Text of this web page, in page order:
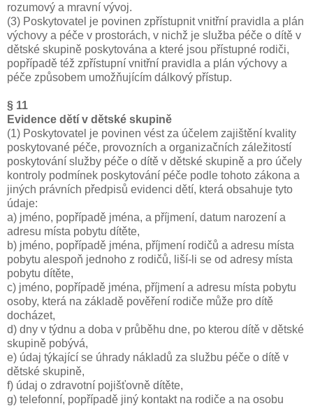
rozumový a mravní vývoj.
(3) Poskytovatel je povinen zpřístupnit vnitřní pravidla a plán
výchovy a péče v prostorách, v nichž je služba péče o dítě v
dětské skupině poskytována a které jsou přístupné rodiči,
popřípadě též zpřístupní vnitřní pravidla a plán výchovy a
péče způsobem umožňujícím dálkový přístup.
§ 11
Evidence dětí v dětské skupině
(1) Poskytovatel je povinen vést za účelem zajištění kvality
poskytované péče, provozních a organizačních záležitostí
poskytování služby péče o dítě v dětské skupině a pro účely
kontroly podmínek poskytování péče podle tohoto zákona a
jiných právních předpisů evidenci dětí, která obsahuje tyto
údaje:
a) jméno, popřípadě jména, a příjmení, datum narození a
adresu místa pobytu dítěte,
b) jméno, popřípadě jména, příjmení rodičů a adresu místa
pobytu alespoň jednoho z rodičů, liší-li se od adresy místa
pobytu dítěte,
c) jméno, popřípadě jména, příjmení a adresu místa pobytu
osoby, která na základě pověření rodiče může pro dítě
docházet,
d) dny v týdnu a doba v průběhu dne, po kterou dítě v dětské
skupině pobývá,
e) údaj týkající se úhrady nákladů za službu péče o dítě v
dětské skupině,
f) údaj o zdravotní pojišťovně dítěte,
g) telefonní, popřípadě jiný kontakt na rodiče a na osobu